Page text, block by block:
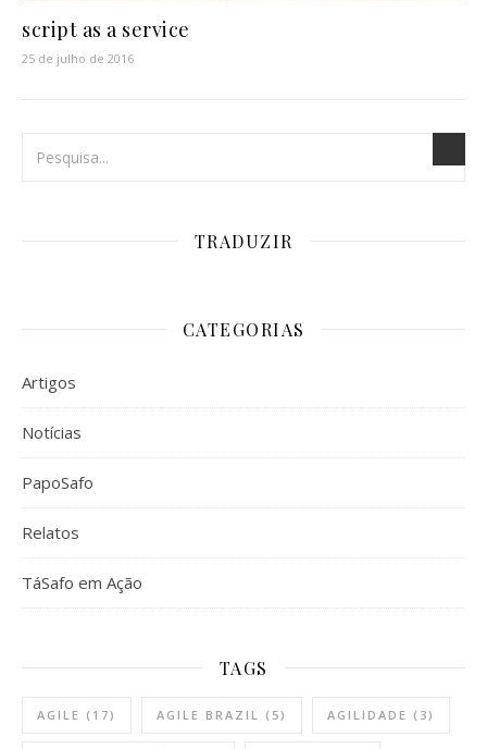
script as a service
25 de julho de 2016
TRADUZIR
CATEGORIAS
Artigos
Notícias
PapoSafo
Relatos
TáSafo em Ação
TAGS
AGILE (17) AGILE BRAZIL (5) AGILIDADE (3)